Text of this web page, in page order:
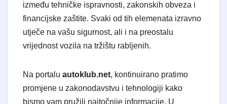
između tehničke ispravnosti, zakonskih obveza i
financijske zaštite. Svaki od tih elemenata izravno
utječe na vašu sigurnost, ali i na preostalu
vrijednost vozila na tržištu rabljenih.
Na portalu autoklub.net, kontinuirano pratimo
promjene u zakonodavstvu i tehnologiji kako
bismo vam pružili najtočnije informacije. U